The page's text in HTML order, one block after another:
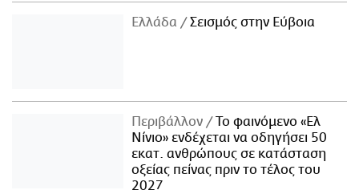
Ελλάδα Σεισμός στην Εύβοια
Περιβάλλον
Το φαινόμενο «Ελ
Νίνιο» ενδέχεται να οδηγήσει 50
εκατ. ανθρώπους σε κατάσταση
οξείας πείνας πριν το τέλος του
2027